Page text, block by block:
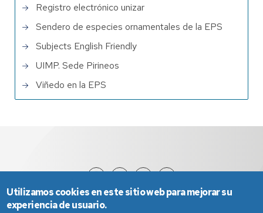
Registro electrónico unizar
Sendero de especies ornamentales de la EPS
Subjects English Friendly
UIMP. Sede Pirineos
Viñedo en la EPS
Utilizamos cookies en este sitio web para mejorar su
experiencia de usuario.